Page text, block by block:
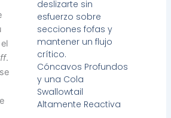
deslizarte sin
esfuerzo sobre
secciones fofas y
mantener un flujo
crítico.
Cóncavos Profundos
y una Cola
Swallowtail
Altamente Reactiva
.